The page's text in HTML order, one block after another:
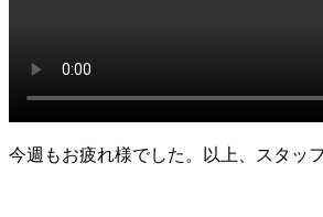
今週もお疲れ様でした。以上、スタッ